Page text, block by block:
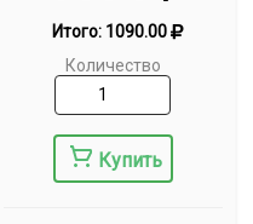
Итого: 1090.00
Количество
Купить